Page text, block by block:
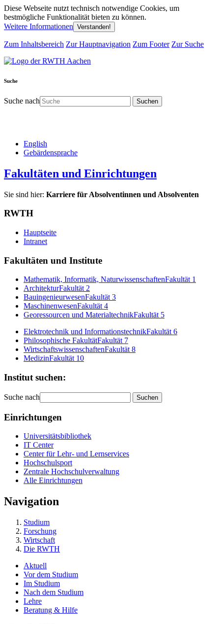
Diese Webseite nutzt technisch notwendige Cookies, um
bestmögliche Funktionalität bieten zu können.
Weitere Informationen Verstanden!
Zum Inhaltsbereich Zur Hauptnavigation Zum Footer Zur Suche
Suche
Suche nach
English
Gebärdensprache
Fakultäten und Einrichtungen
Sie sind hier: Karriere für Absolventinnen und Absolventen
RWTH
Hauptseite
Intranet
Fakultäten und Institute
Mathematik, Informatik, NaturwissenschaftenFakultät 1
ArchitekturFakultät 2
BauingenieurwesenFakultät 3
MaschinenwesenFakultät 4
Georessourcen und MaterialtechnikFakultät 5
Elektrotechnik und InformationstechnikFakultät 6
Philosophische FakultätFakultät 7
WirtschaftswissenschaftenFakultät 8
MedizinFakultät 10
Institut suchen:
Suche nach
Einrichtungen
Universitätsbibliothek
IT Center
Center für Lehr- und Lernservices
Hochschulsport
Zentrale Hochschulverwaltung
Alle Einrichtungen
Navigation
Studium
Forschung
Wirtschaft
Die RWTH
Aktuell
Vor dem Studium
Im Studium
Nach dem Studium
Lehre
Beratung & Hilfe